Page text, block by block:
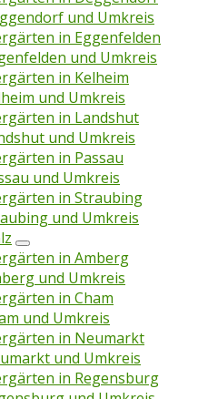
und Umkreis
in Eggenfelden
und Umkreis
in Kelheim
und Umkreis
in Landshut
und Umkreis
in Passau
und Umkreis
in Straubing
und Umkreis
in Amberg
und Umkreis
in Cham
und Umkreis
in Neumarkt
und Umkreis
in Regensburg